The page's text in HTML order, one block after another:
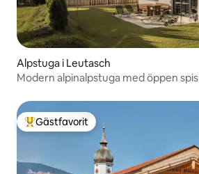
Alpstuga i Leutasch
Modern alpinalpstuga med öppen spis
Populär gästfavorit
Gästfavorit